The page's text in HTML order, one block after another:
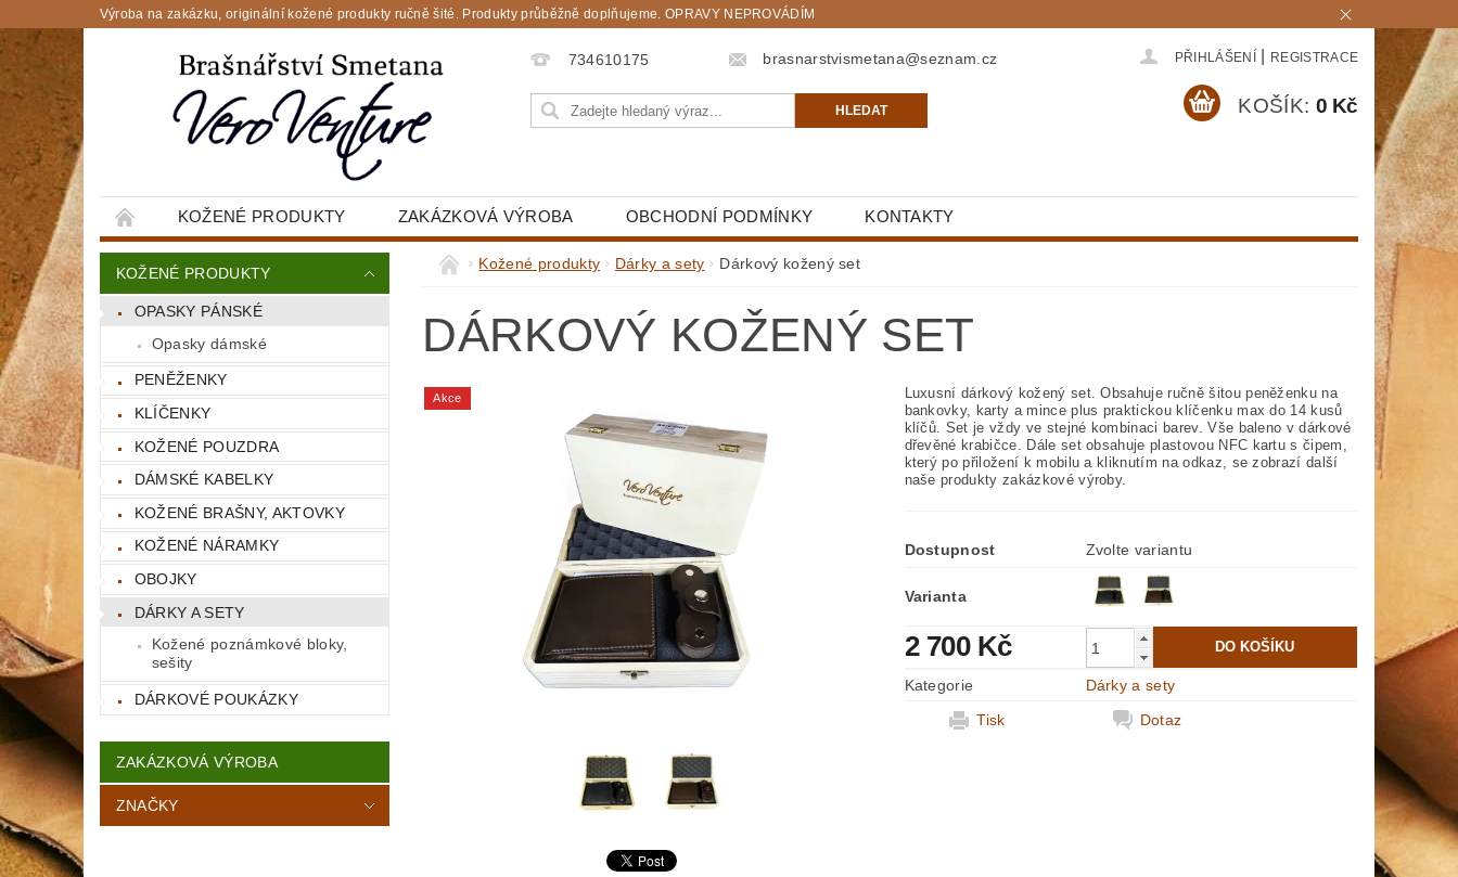
Výroba na zakázku, originální kožené produkty ručně šité. Produkty průběžně doplňujeme. OPRAVY NEPROVÁDÍM
734610175 brasnarstvismetana@seznam.cz PŘIHLÁŠENÍ REGISTRACE
KOŠÍK: 0 Kč
KOŽENÉ PRODUKTY ZAKÁZKOVÁ VÝROBA OBCHODNÍ PODMÍNKY KONTAKTY
KOŽENÉ PRODUKTY
OPASKY PÁNSKÉ
Opasky dámské
PENĚŽENKY
KLÍČENKY
KOŽENÉ POUZDRA
DÁMSKÉ KABELKY
KOŽENÉ BRAŠNY, AKTOVKY
KOŽENÉ NÁRAMKY
OBOJKY
DÁRKY A SETY
Kožené poznámkové bloky,
sešity
DÁRKOVÉ POUKÁZKY
ZAKÁZKOVÁ VÝROBA
ZNAČKY
Kožené produkty Dárky a sety Dárkový kožený set
DÁRKOVÝ KOŽENÝ SET
Akce
Luxusní dárkový kožený set. Obsahuje ručně šitou peněženku na
bankovky, karty a mince plus praktickou klíčenku max do 14 kusů
klíčů. Set je vždy ve stejné kombinaci barev. Vše baleno v dárkové
dřevěné krabičce. Dále set obsahuje plastovou NFC kartu s čipem,
který po přiložení k mobilu a kliknutím na odkaz, se zobrazí další
naše produkty zakázkové výroby.
Dostupnost Zvolte variantu
Varianta
2 700 Kč
Kategorie
Dárky a sety
Tisk
Dotaz